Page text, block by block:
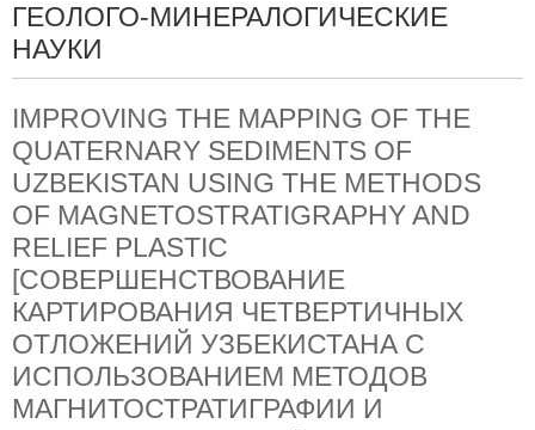
ГЕОЛОГО-МИНЕРАЛОГИЧЕСКИЕ
НАУКИ
IMPROVING THE MAPPING OF THE
QUATERNARY SEDIMENTS OF
UZBEKISTAN USING THE METHODS
OF MAGNETOSTRATIGRAPHY AND
RELIEF PLASTIC
[СОВЕРШЕНСТВОВАНИЕ
КАРТИРОВАНИЯ ЧЕТВЕРТИЧНЫХ
ОТЛОЖЕНИЙ УЗБЕКИСТАНА С
ИСПОЛЬЗОВАНИЕМ МЕТОДОВ
МАГНИТОСТРАТИГРАФИИ И